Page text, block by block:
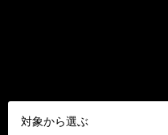
対象から選ぶ